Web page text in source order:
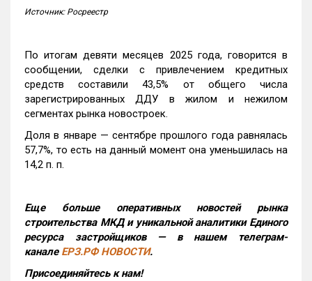
Источник: Росреестр
По итогам девяти месяцев 2025 года, говорится в
сообщении, сделки с привлечением кредитных
средств составили 43,5% от общего числа
зарегистрированных ДДУ в жилом и нежилом
сегментах рынка новостроек.
Доля в январе — сентябре прошлого года равнялась
57,7%, то есть на данный момент она уменьшилась на
14,2 п. п.
Еще больше оперативных новостей рынка
строительства МКД и уникальной аналитики Единого
ресурса застройщиков — в нашем телеграм-
канале ЕРЗ.РФ НОВОСТИ.
Присоединяйтесь к нам!